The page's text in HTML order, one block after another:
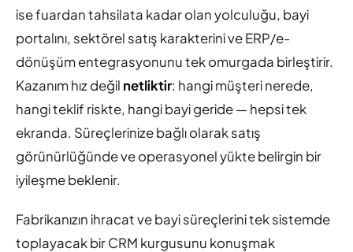
ise fuardan tahsilata kadar olan yolculuğu, bayi
portalını, sektörel satış karakterini ve ERP/e-
dönüşüm entegrasyonunu tek omurgada birleştirir.
Kazanım hız değil netliktir: hangi müşteri nerede,
hangi teklif riskte, hangi bayi geride — hepsi tek
ekranda. Süreçlerinize bağlı olarak satış
görünürlüğünde ve operasyonel yükte belirgin bir
iyileşme beklenir.
Fabrikanızın ihracat ve bayi süreçlerini tek sistemde
toplayacak bir CRM kurgusunu konuşmak